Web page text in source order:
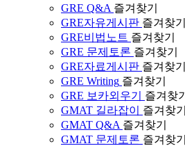
GRE Q&A 즐겨찾기
GRE자유게시판 즐겨찾기
GRE비법노트 즐겨찾기
GRE 문제토론 즐겨찾기
GRE자료게시판 즐겨찾기
GRE Writing 즐겨찾기
GRE 보카외우기
즐겨찾기
GMAT 길라잡이
즐겨찾기
GMAT Q&A 즐겨찾기
GMAT 문제토론 즐겨찾기